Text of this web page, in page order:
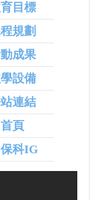
目標
規劃
成果
設備
連結
頁
科IG